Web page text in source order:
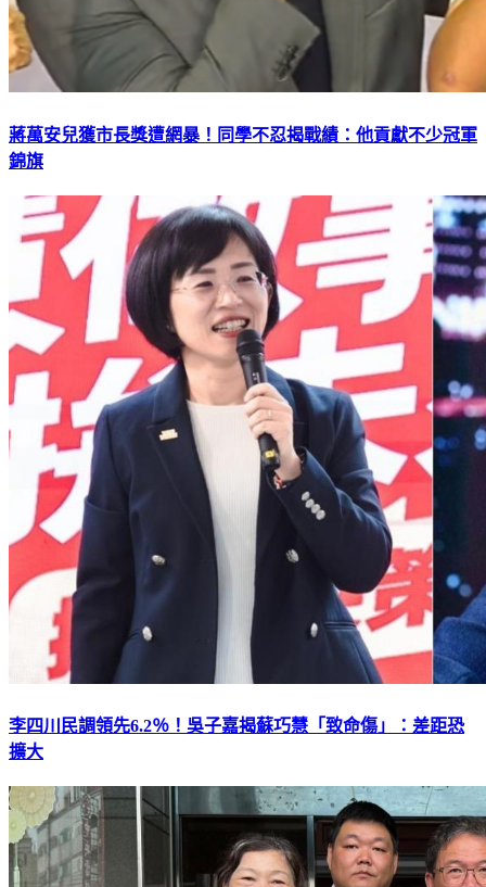
蔣萬安兒獲市長獎遭網暴！同學不忍揭戰績：他貢獻不少冠軍
錦旗
李四川民調領先6.2％！吳子嘉揭蘇巧慧「致命傷」：差距恐
擴大